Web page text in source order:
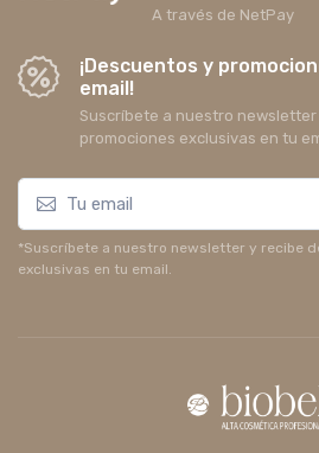
A través de NetPay
¡Descuentos y
email!
Suscríbete a nuestro
promociones exclusivas en tu
*Suscríbete a nuestro newsletter y recibe
exclusivas en tu email.